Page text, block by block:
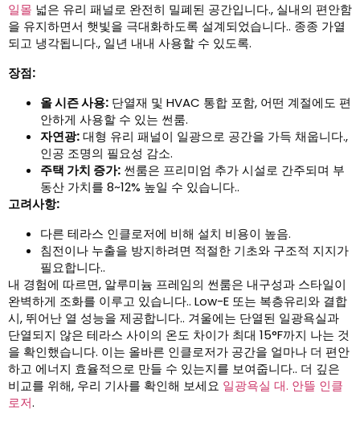
일몰 넓은 유리 패널로 완전히 밀폐된 공간입니다., 실내의 편안함
을 유지하면서 햇빛을 극대화하도록 설계되었습니다.. 종종 가열
되고 냉각됩니다., 일년 내내 사용할 수 있도록.
장점:
올 시즌 사용: 단열재 및 HVAC 통합 포함, 어떤 계절에도 편
안하게 사용할 수 있는 썬룸.
자연광:대형 유리 패널이 일광으로 공간을 가득 채웁니다.,
인공 조명의 필요성 감소.
주택 가치 증가: 썬룸은 프리미엄 추가 시설로 간주되며 부
동산 가치를 8~12% 높일 수 있습니다..
고려사항:
다른 테라스 인클로저에 비해 설치 비용이 높음.
침전이나 누출을 방지하려면 적절한 기초와 구조적 지지가
필요합니다..
내 경험에 따르면, 알루미늄 프레임의 썬룸은 내구성과 스타일이
완벽하게 조화를 이루고 있습니다.. Low-E 또는 복층유리와 결합
시, 뛰어난 열 성능을 제공합니다.. 겨울에는 단열된 일광욕실과
단열되지 않은 테라스 사이의 온도 차이가 최대 15°F까지 나는 것
을 확인했습니다. 이는 올바른 인클로저가 공간을 얼마나 더 편안
하고 에너지 효율적으로 만들 수 있는지를 보여줍니다.. 더 깊은
비교를 위해, 우리 기사를 확인해 보세요 일광욕실 대. 안뜰 인클
로저.